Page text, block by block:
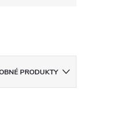
PRODUKTY